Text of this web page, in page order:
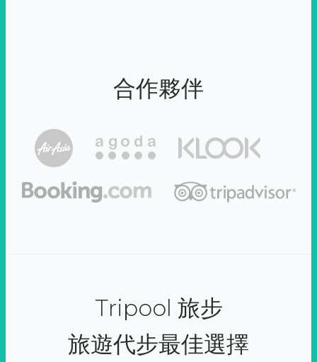
合作夥伴
Tripool 旅步
旅遊代步最佳選擇